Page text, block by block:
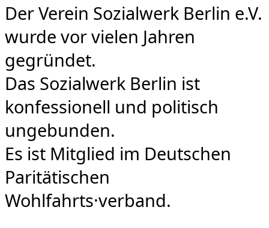
Der Verein Sozialwerk Berlin e.V.
wurde vor vielen Jahren
gegründet.
Das Sozialwerk Berlin ist
konfessionell und politisch
ungebunden.
Es ist Mitglied im Deutschen
Paritätischen
Wohlfahrts·verband.